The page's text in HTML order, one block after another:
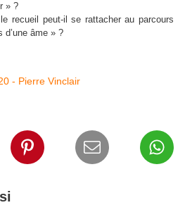
» ?
recueil peut-il se rattacher au parcours
d’une âme » ?
- Pierre Vinclair